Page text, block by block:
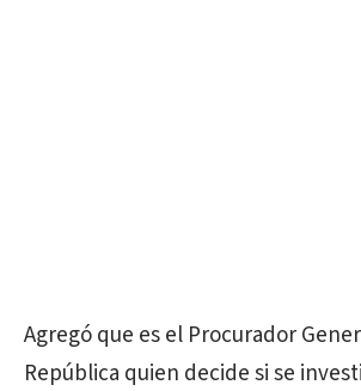
Agregó que es el Procurador
República quien decide si se